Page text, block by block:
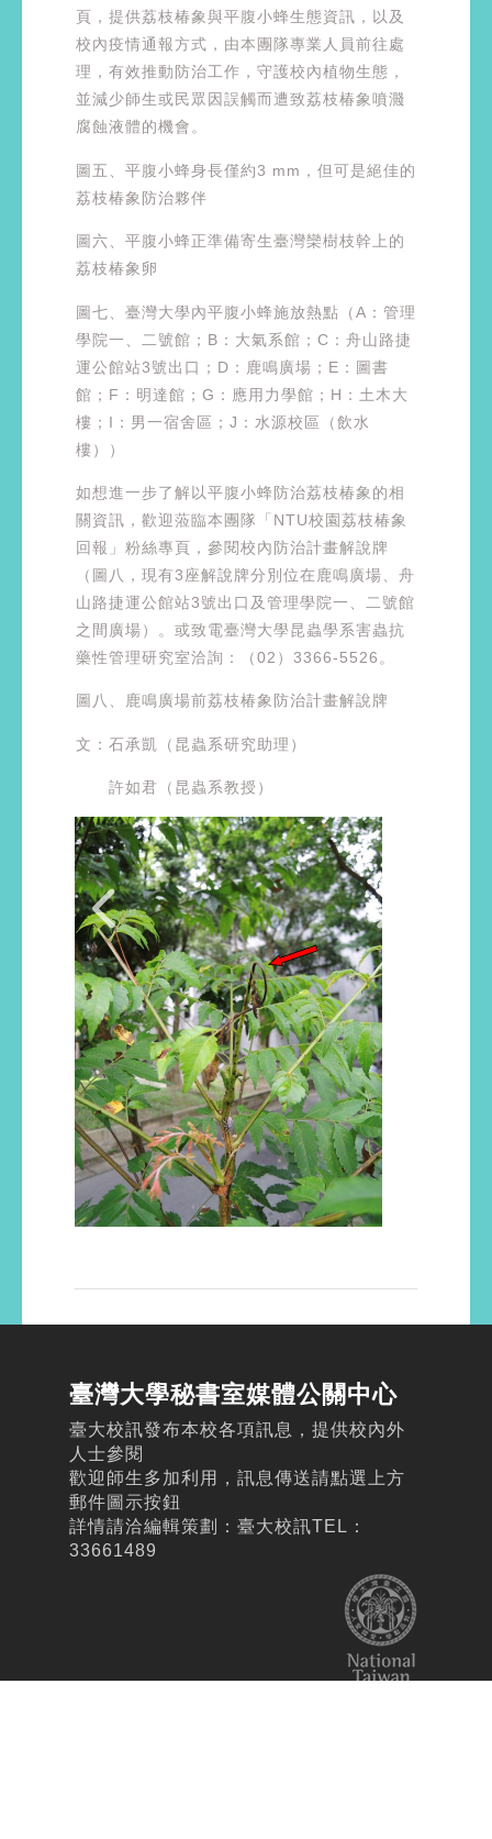
頁，提供荔枝椿象與平腹小蜂生態資訊，以及
校內疫情通報方式，由本團隊專業人員前往處
理，有效推動防治工作，守護校內植物生態，
並減少師生或民眾因誤觸而遭致荔枝椿象噴濺
腐蝕液體的機會。
圖五、平腹小蜂身長僅約3 mm，但可是絕佳的
荔枝椿象防治夥伴
圖六、平腹小蜂正準備寄生臺灣欒樹枝幹上的
荔枝椿象卵
圖七、臺灣大學內平腹小蜂施放熱點（A：管理
學院一、二號館；B：大氣系館；C：舟山路捷
運公館站3號出口；D：鹿鳴廣場；E：圖書
館；F：明達館；G：應用力學館；H：土木大
樓；I：男一宿舍區；J：水源校區（飲水
樓））
如想進一步了解以平腹小蜂防治荔枝椿象的相
關資訊，歡迎蒞臨本團隊「NTU校園荔枝椿象
回報」粉絲專頁，參閱校內防治計畫解說牌
（圖八，現有3座解說牌分別位在鹿鳴廣場、舟
山路捷運公館站3號出口及管理學院一、二號館
之間廣場）。或致電臺灣大學昆蟲學系害蟲抗
藥性管理研究室洽詢：（02）3366-5526。
圖八、鹿鳴廣場前荔枝椿象防治計畫解說牌
文：石承凱（昆蟲系研究助理）
許如君（昆蟲系教授）
臺灣大學秘書室媒體公關中心
臺大校訊發布本校各項訊息，提供校內外
人士參閱
歡迎師生多加利用，訊息傳送請點選上方
郵件圖示按鈕
詳情請洽編輯策劃：臺大校訊TEL：
33661489